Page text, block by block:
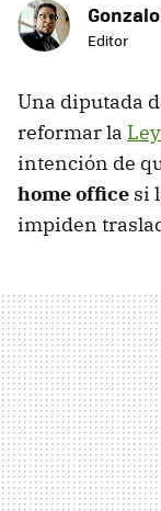
Editor
Una diputada
reformar la
intención de
home office si
impiden